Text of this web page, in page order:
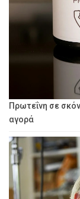
Πρωτεΐνη σε
αγορά